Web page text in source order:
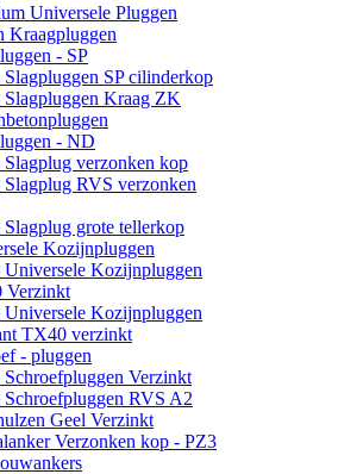
Universele Pluggen
Kraagpluggen
- SP
Slagpluggen SP cilinderkop
Slagpluggen Kraag ZK
- ND
Slagplug verzonken kop
Slagplug RVS verzonken
Slagplug grote tellerkop
Kozijnpluggen
Universele Kozijnpluggen
Verzinkt
Universele Kozijnpluggen
TX40 verzinkt
- pluggen
Schroefpluggen Verzinkt
Schroefpluggen RVS A2
Geel Verzinkt
Verzonken kop - PZ3